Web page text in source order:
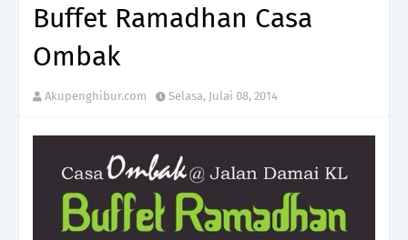
Buffet Ramadhan Casa
Ombak
Akupenghibur.com Selasa, Julai 08, 2014